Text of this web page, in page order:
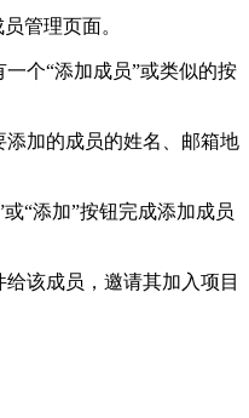
管理页面。
个“添加成员”或类似的按
加的成员的姓名、邮箱地
“添加”按钮完成添加成员
该成员，邀请其加入项目